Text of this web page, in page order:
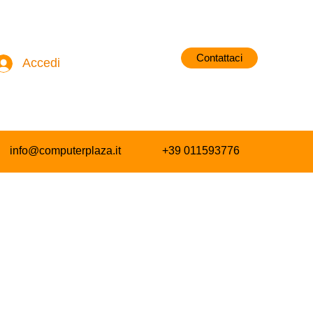
Accedi Contattaci
info@computerplaza.it +39 011593776